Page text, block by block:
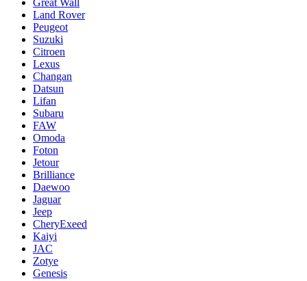
Great Wall
Land Rover
Peugeot
Suzuki
Citroen
Lexus
Changan
Datsun
Lifan
Subaru
FAW
Omoda
Foton
Jetour
Brilliance
Daewoo
Jaguar
Jeep
CheryExeed
Kaiyi
JAC
Zotye
Genesis